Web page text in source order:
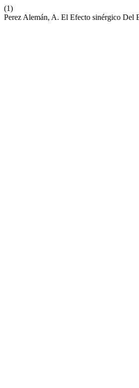
(1)
Perez Alemán, A. El Efecto sinérgico Del